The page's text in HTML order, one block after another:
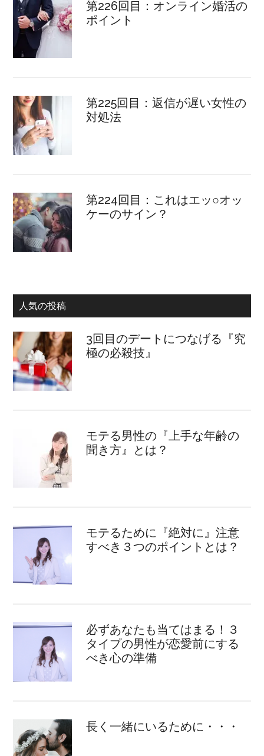
第226回目：オンライン婚活の
ポイント
第225回目：返信が遅い女性の
対処法
第224回目：これはエッ○オッ
ケーのサイン？
人気の投稿
3回目のデートにつなげる『究
極の必殺技』
モテる男性の『上手な年齢の
聞き方』とは？
モテるために『絶対に』注意
すべき３つのポイントとは？
必ずあなたも当てはまる！３
タイプの男性が恋愛前にする
べき心の準備
長く一緒にいるために・・・